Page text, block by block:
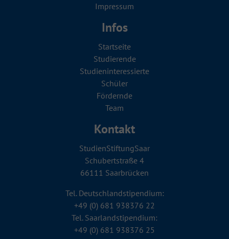
Impressum
Infos
Startseite
Studierende
Studien­in­teressierte
Schüler
Fördernde
Team
Kontakt
StudienStiftungSaar
Schubertstraße 4
66111 Saarbrücken
Tel. Deutschlandstipendium:
+49 (0) 681 938376 22
Tel. Saarlandstipendium:
+49 (0) 681 938376 25